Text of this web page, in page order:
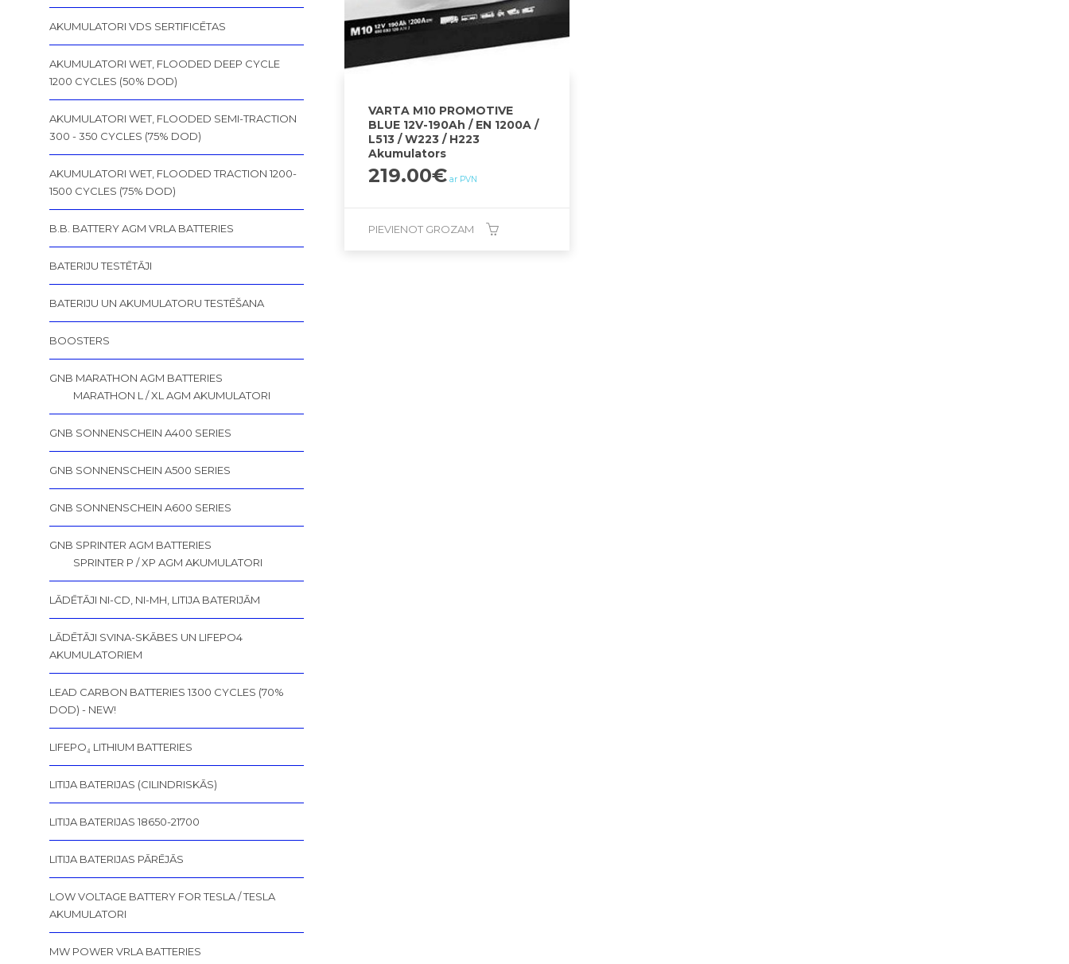
VARTA M10 PROMOTIVE
BLUE 12V-190Ah / EN 1200A /
L513 / W223 / H223
Akumulators
219.00€ ar PVN
PIEVIENOT GROZAM
AKUMULATORI VDS SERTIFICĒTAS
AKUMULATORI WET, FLOODED DEEP CYCLE
1200 CYCLES (50% DOD)
AKUMULATORI WET, FLOODED SEMI-TRACTION
300 - 350 CYCLES (75% DOD)
AKUMULATORI WET, FLOODED TRACTION 1200-
1500 CYCLES (75% DOD)
B.B. BATTERY AGM VRLA BATTERIES
BATERIJU TESTĒTĀJI
BATERIJU UN AKUMULATORU TESTĒŠANA
BOOSTERS
GNB MARATHON AGM BATTERIES
MARATHON L / XL AGM AKUMULATORI
GNB SONNENSCHEIN A400 SERIES
GNB SONNENSCHEIN A500 SERIES
GNB SONNENSCHEIN A600 SERIES
GNB SPRINTER AGM BATTERIES
SPRINTER P / XP AGM AKUMULATORI
LĀDĒTĀJI NI-CD, NI-MH, LITIJA BATERIJĀM
LĀDĒTĀJI SVINA-SKĀBES UN LIFEPO4
AKUMULATORIEM
LEAD CARBON BATTERIES 1300 CYCLES (70%
DOD) - NEW!
LIFEPO₄ LITHIUM BATTERIES
LITIJA BATERIJAS (CILINDRISKĀS)
LITIJA BATERIJAS 18650-21700
LITIJA BATERIJAS PĀRĒJĀS
LOW VOLTAGE BATTERY FOR TESLA / TESLA
AKUMULATORI
MW POWER VRLA BATTERIES